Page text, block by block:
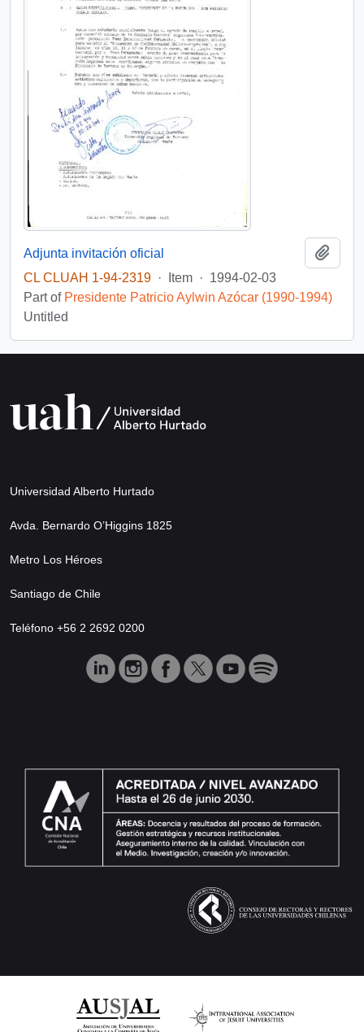
Adjunta invitación oficial
CL CLUAH 1-94-2319 · Item · 1994-02-03
Part of Presidente Patricio Aylwin Azócar (1990-1994)
Untitled
Universidad Alberto Hurtado
Avda. Bernardo O’Higgins 1825
Metro Los Héroes
Santiago de Chile
Teléfono +56 2 2692 0200